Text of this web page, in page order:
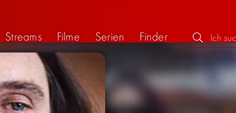
Streams Filme Serien Finder